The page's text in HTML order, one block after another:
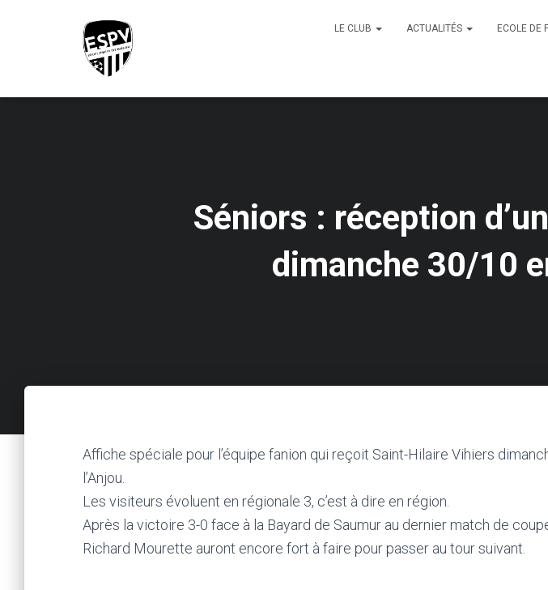
LE CLUB ACTUALITÉS ECOLE DE
Séniors : réception
dimanche 30/10
Affiche spéciale pour l’équipe fanion qui reçoit Saint-Hilaire Vihiers
l’Anjou.
Les visiteurs évoluent en régionale 3, c’est à dire en région.
Après la victoire 3-0 face à la Bayard de Saumur au dernier match de
Richard Mourette auront encore fort à faire pour passer au tour suivant.